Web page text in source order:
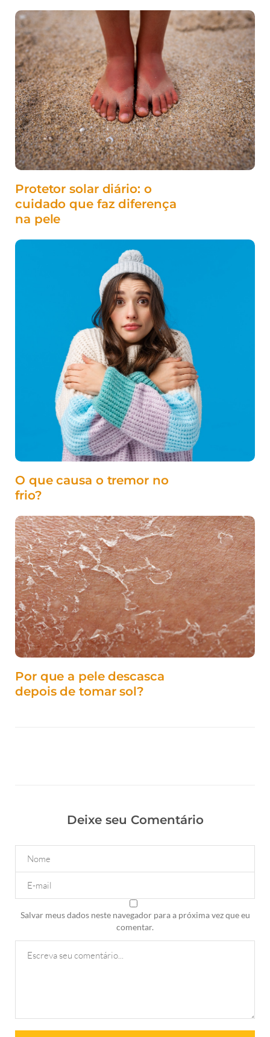
Protetor solar diário: o
cuidado que faz diferença
na pele
O que causa o tremor no
frio?
Por que a pele descasca
depois de tomar sol?
Deixe seu Comentário
Salvar meus dados neste navegador para a próxima vez que eu
comentar.